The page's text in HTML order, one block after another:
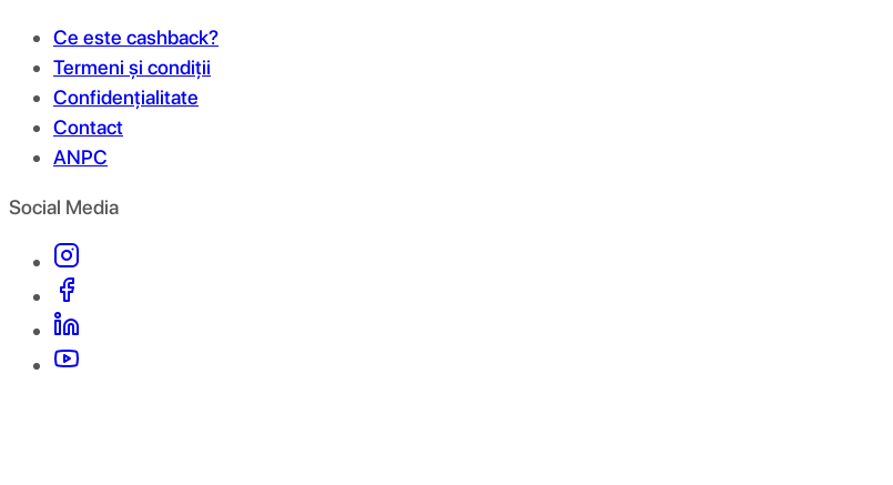
Ce este cashback?
Termeni și condiții
Confidențialitate
Contact
ANPC
Social Media